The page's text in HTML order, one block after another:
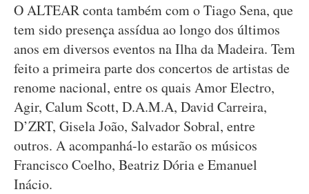
O ALTEAR conta também com o Tiago Sena, que
tem sido presença assídua ao longo dos últimos
anos em diversos eventos na Ilha da Madeira. Tem
feito a primeira parte dos concertos de artistas de
renome nacional, entre os quais Amor Electro,
Agir, Calum Scott, D.A.M.A, David Carreira,
D’ZRT, Gisela João, Salvador Sobral, entre
outros. A acompanhá-lo estarão os músicos
Francisco Coelho, Beatriz Dória e Emanuel
Inácio.